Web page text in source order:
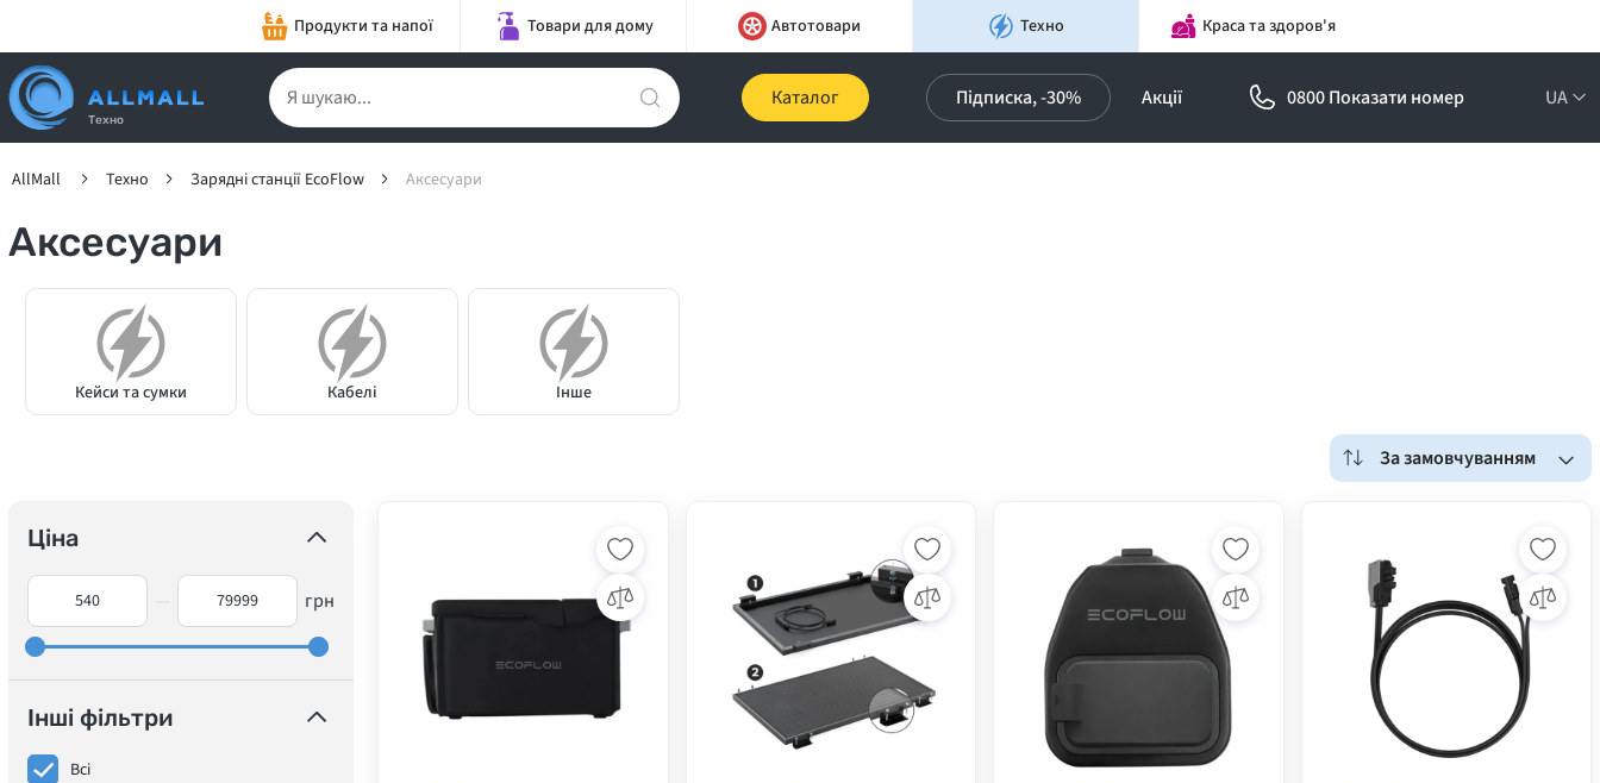
Продукти та напої Товари для дому Автотовари Техно Краса та здоров'я
Техно
Каталог Підписка, -30% Акції 0800 Показати номер UA
AllMall Техно Зарядні станції EcoFlow Аксесуари
Аксесуари
Кейси та сумки Кабелі Інше
За замовчуванням
Ціна
грн
Інші фільтри
Всі